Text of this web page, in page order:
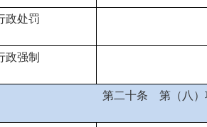
政处罚
政强制
第二十条 第（八）